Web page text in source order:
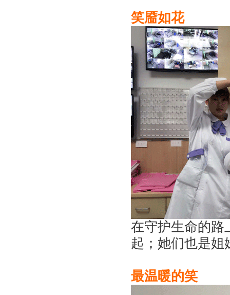
笑靥如花
在守护生命的路
起；她们也是姐
最温暖的笑